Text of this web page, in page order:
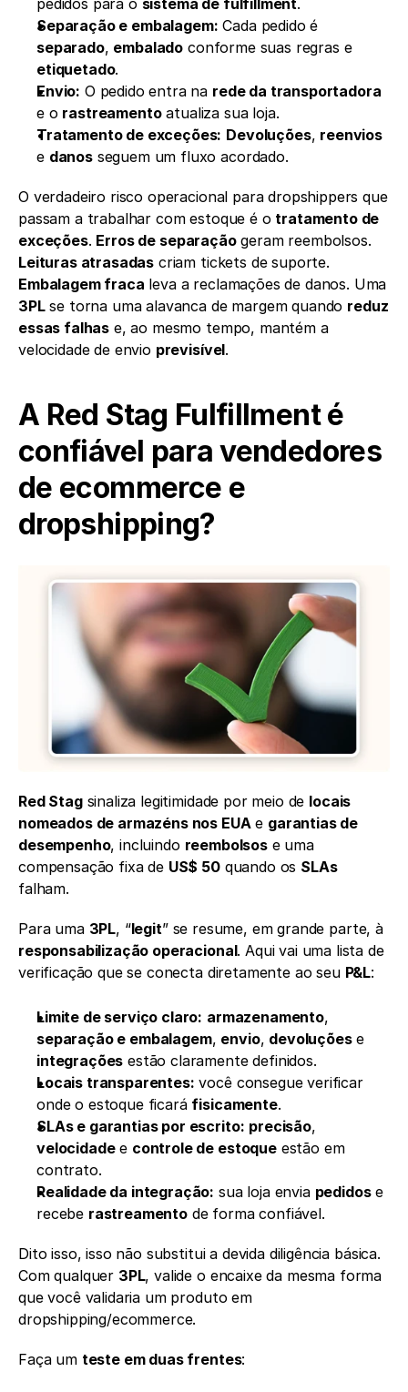
pedidos para o sistema de fulfillment.
Separação e embalagem:
separado, embalado
conforme suas regras e
etiquetado.
Envio: O pedido entra na rede da transportadora
e o rastreamento atualiza sua loja.
Tratamento de exceções: Devoluções, reenvios
e danos seguem um fluxo acordado.
O verdadeiro risco operacional para dropshippers que
passam a trabalhar com estoque é o tratamento de
exceções. Erros de separação
Leituras atrasadas
Embalagem fraca
3PL se torna uma alavanca de margem quando reduz
essas falhas e, ao mesmo tempo, mantém a
velocidade de envio previsível.
A Red Stag Fulfillment é
confiável para vendedores
de ecommerce e
dropshipping?
Red Stag sinaliza legitimidade por meio de locais
nomeados de armazéns nos EUA e garantias de
desempenho, incluindo reembolsos e uma
compensação fixa de US$ 50 quando os SLAs
falham.
Para uma 3PL, “legit
” se resume, em grande parte, à
responsabilização operacional. Aqui vai uma lista de
verificação que se conecta diretamente ao seu P&L:
Limite de serviço claro: armazenamento
separação e embalagem, envio, devoluções
integrações estão claramente definidos.
Locais transparentes: você consegue verificar
onde o estoque ficará fisicamente.
SLAs e garantias por escrito: precisão
velocidade e controle de estoque estão em
contrato.
Realidade da integração: sua loja envia pedidos e
recebe rastreamento de forma confiável.
Dito isso, isso não substitui a devida diligência básica.
Com qualquer 3PL, valide o encaixe da mesma forma
que você validaria um produto em
dropshipping/ecommerce.
Faça um teste em duas frentes: